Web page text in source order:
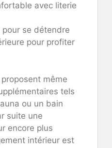
avec literie
pour se détendre
pour profiter
même
tels
ou un bain
suite une
encore plus
intérieur est